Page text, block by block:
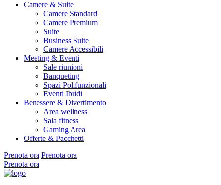
Camere & Suite
Camere Standard
Camere Premium
Suite
Business Suite
Camere Accessibili
Meeting & Eventi
Sale riunioni
Banqueting
Spazi Polifunzionali
Eventi Ibridi
Benessere & Divertimento
Area wellness
Sala fitness
Gaming Area
Offerte & Pacchetti
Prenota ora Prenota ora
Prenota ora